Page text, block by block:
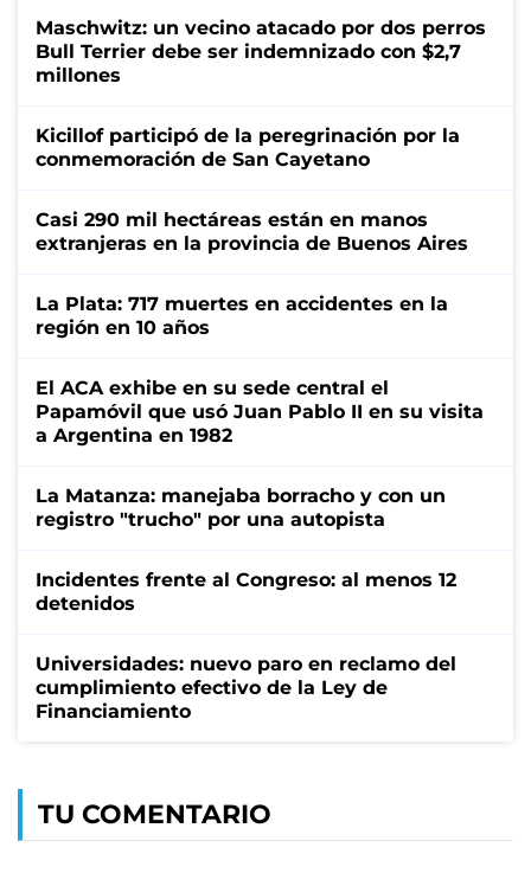
Maschwitz: un vecino atacado por dos perros
Bull Terrier debe ser indemnizado con $2,7
millones
Kicillof participó de la peregrinación por la
conmemoración de San Cayetano
Casi 290 mil hectáreas están en manos
extranjeras en la provincia de Buenos Aires
La Plata: 717 muertes en accidentes en la
región en 10 años
El ACA exhibe en su sede central el
Papamóvil que usó Juan Pablo II en su visita
a Argentina en 1982
La Matanza: manejaba borracho y con un
registro "trucho" por una autopista
Incidentes frente al Congreso: al menos 12
detenidos
Universidades: nuevo paro en reclamo del
cumplimiento efectivo de la Ley de
Financiamiento
TU COMENTARIO